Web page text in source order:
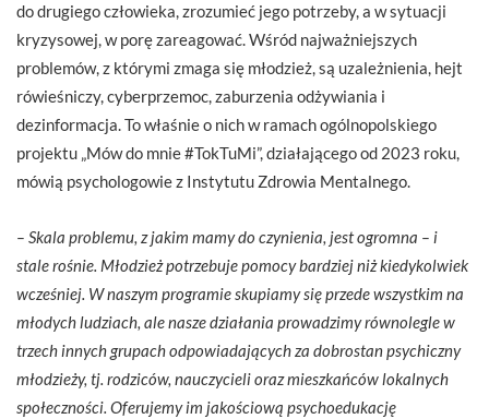
do drugiego człowieka, zrozumieć jego potrzeby, a w sytuacji
kryzysowej, w porę zareagować. Wśród najważniejszych
problemów, z którymi zmaga się młodzież, są uzależnienia, hejt
rówieśniczy, cyberprzemoc, zaburzenia odżywiania i
dezinformacja. To właśnie o nich w ramach ogólnopolskiego
projektu „Mów do mnie #TokTuMi”, działającego od 2023 roku,
mówią psychologowie z Instytutu Zdrowia Mentalnego.
– Skala problemu, z jakim mamy do czynienia, jest ogromna – i
stale rośnie. Młodzież potrzebuje pomocy bardziej niż kiedykolwiek
wcześniej. W naszym programie skupiamy się przede wszystkim na
młodych ludziach, ale nasze działania prowadzimy równolegle w
trzech innych grupach odpowiadających za dobrostan psychiczny
młodzieży, tj. rodziców, nauczycieli oraz mieszkańców lokalnych
społeczności. Oferujemy im jakościową psychoedukację